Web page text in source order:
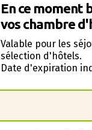
En ce moment
vos chambre
Valable pour les
sélection d'hôtels.
Date d'expiration